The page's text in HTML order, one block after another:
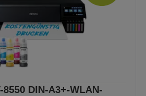
8550 DIN-A3+-WLAN-